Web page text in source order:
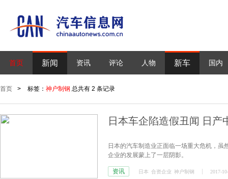
首页 新闻 资讯 评论 人物 新车 国内
首页 > 标签： 神户制钢 总共有 2 条记录
日本车企陷造假丑闻 日产
日本的汽车制造业正面临一场重大危机，
企业的发展蒙上了一层阴影。
资讯 日本 合资企业 神户制钢 2017-